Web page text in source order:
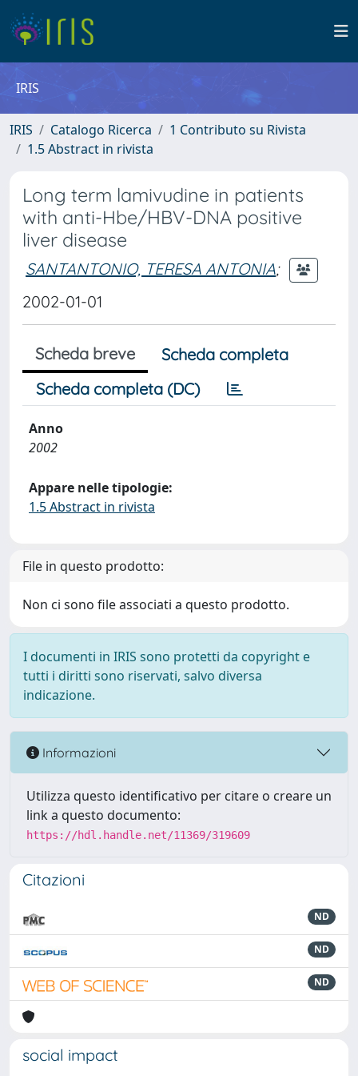
IRIS
IRIS Catalogo Ricerca
1 Contributo su Rivista
1.5 Abstract in rivista
Long term lamivudine in patients
with anti-Hbe/HBV-DNA positive
liver disease
SANTANTONIO, TERESA ANTONIA;
2002-01-01
Scheda breve
Scheda completa
Scheda completa (DC)
Anno
2002
Appare nelle tipologie:
1.5 Abstract in rivista
File in questo prodotto:
Non ci sono file associati a questo prodotto.
I documenti in IRIS sono protetti da copyright e
tutti i diritti sono riservati, salvo diversa
indicazione.
Informazioni
Utilizza questo identificativo per citare o creare un
link a questo documento:
https://hdl.handle.net/11369/319609
Citazioni
ND
ND
ND
social impact